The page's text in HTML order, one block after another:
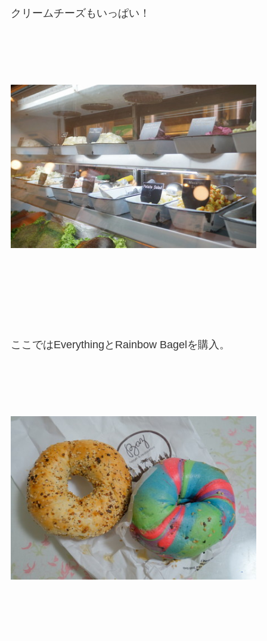
クリームチーズもいっぱい！
ここではEverythingとRainbow Bagelを購入。